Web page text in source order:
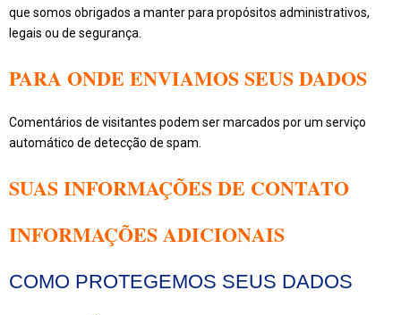
que somos obrigados a manter para propósitos administrativos,
legais ou de segurança.
PARA ONDE ENVIAMOS SEUS DADOS
Comentários de visitantes podem ser marcados por um serviço
automático de detecção de spam.
SUAS INFORMAÇÕES DE CONTATO
INFORMAÇÕES ADICIONAIS
COMO PROTEGEMOS SEUS DADOS